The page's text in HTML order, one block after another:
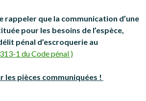
rappeler que la communication d’une
pour les besoins de l’espèce,
pénal d’escroquerie au
1 du Code pénal )
les pièces communiquées !